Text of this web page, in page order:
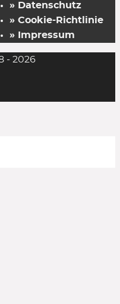
» Datenschutz
» Cookie-Richtlinie
» Impressum
- 2026